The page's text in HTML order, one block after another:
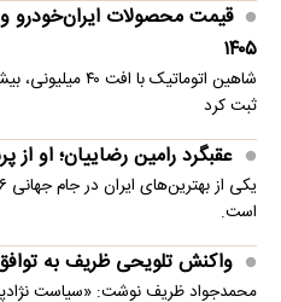
۱۴۰۵
شاهین اتوماتیک
ثبت کرد
عقبگرد رامین رضاییان؛ او از
است.
واکنش تلویحی ظریف به
محمدجواد ظریف نوشت: «سیاست